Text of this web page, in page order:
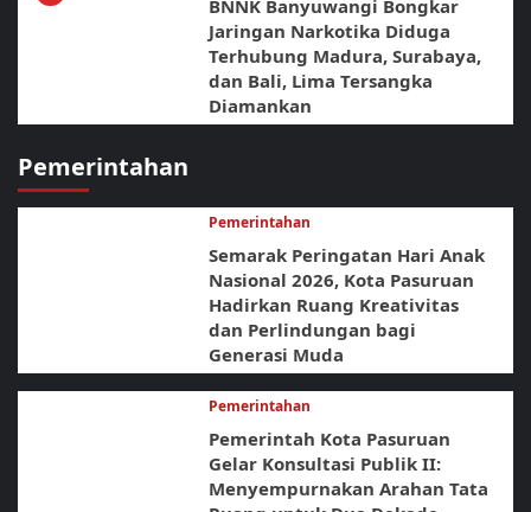
BNNK Banyuwangi Bongkar
Jaringan Narkotika Diduga
Terhubung Madura, Surabaya,
dan Bali, Lima Tersangka
Diamankan
Pemerintahan
Pemerintahan
Semarak Peringatan Hari Anak
Nasional 2026, Kota Pasuruan
Hadirkan Ruang Kreativitas
dan Perlindungan bagi
Generasi Muda
Pemerintahan
Pemerintah Kota Pasuruan
Gelar Konsultasi Publik II:
Menyempurnakan Arahan Tata